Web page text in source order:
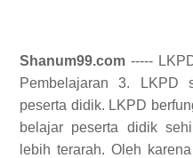
Shanum99.com -----
Pembelajaran 3. LKPD
peserta didik. LKPD
belajar peserta didik
lebih terarah. Oleh